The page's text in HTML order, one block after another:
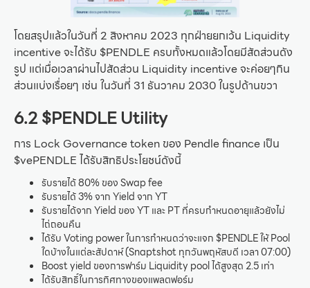
โดยสรุปแล้วในวันที่ 2 สิงหาคม 2023 ทุกฝ่ายยกเว้น Liquidity
incentive จะได้รับ $PENDLE ครบทั้งหมดแล้วโดยมีสัดส่วนดัง
รูป แต่เมื่อเวลาผ่านไปสัดส่วน Liquidity incentive จะค่อยๆกิน
ส่วนแบ่งเรื่อยๆ เช่น ในวันที่ 31 ธันวาคม 2030 ในรูปด้านขวา
6.2 $PENDLE Utility
การ Lock Governance token ของ Pendle finance เป็น
$vePENDLE ได้รับสิทธิประโยชน์ดังนี้
รับรายได้ 80% ของ Swap fee
รับรายได้ 3% จาก Yield จาก YT
รับรายได้จาก Yield ของ YT และ PT ที่ครบกำหนดอายุแล้วยังไม่
ไถ่ถอนคืน
ได้รับ Voting power ในการกำหนดว่าจะแจก $PENDLE ให้ Pool
ใดบ้างในแต่ละสัปดาห์ (Snaptshot ทุกวันพฤหัสบดี เวลา 07:00)
Boost yield ของการฟาร์ม Liquidity pool ได้สูงสุด 2.5 เท่า
ได้รับสิทธิ์ในการทิศทางของแพลตฟอร์ม